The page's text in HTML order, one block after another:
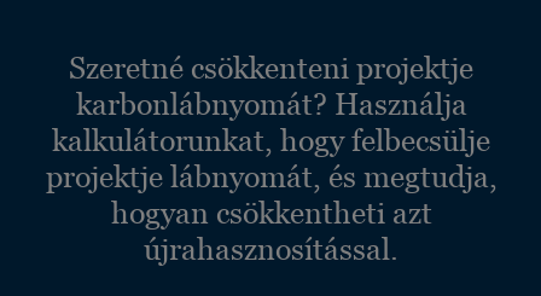
Szeretné csökkenteni projektje
karbonlábnyomát? Használja
kalkulátorunkat, hogy felbecsülje
projektje lábnyomát, és megtudja,
hogyan csökkentheti azt
újrahasznosítással.